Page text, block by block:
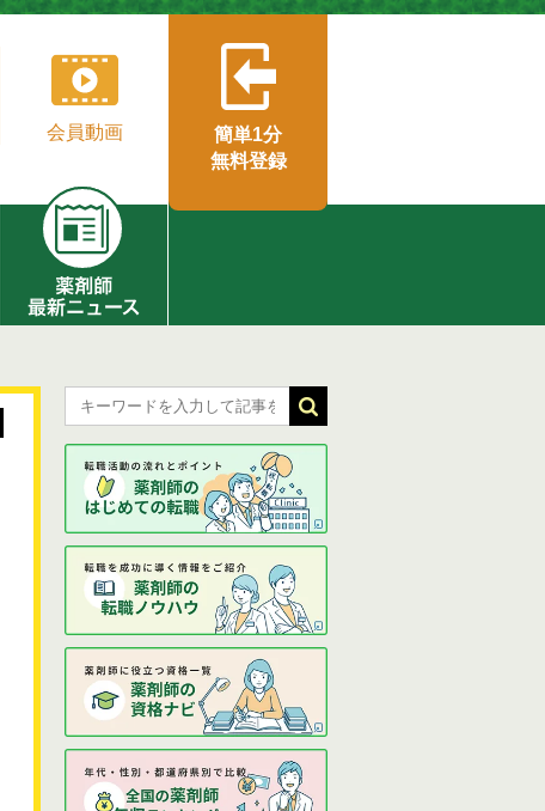
会員動画
簡単1分
無料登録